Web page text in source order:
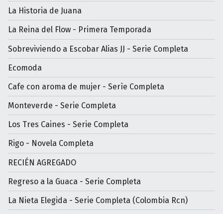
La Historia de Juana
La Reina del Flow - Primera Temporada
Sobreviviendo a Escobar Alias JJ - Serie Completa
Ecomoda
Cafe con aroma de mujer - Serìe Completa
Monteverde - Serie Completa
Los Tres Caines - Serie Completa
Rigo - Novela Completa
RECIÉN AGREGADO
Regreso a la Guaca - Serie Completa
La Nieta Elegida - Serie Completa (Colombia Rcn)